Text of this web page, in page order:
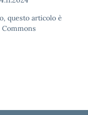
questo articolo è